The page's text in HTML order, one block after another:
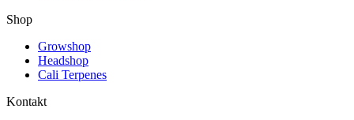
Shop
Growshop
Headshop
Cali Terpenes
Kontakt